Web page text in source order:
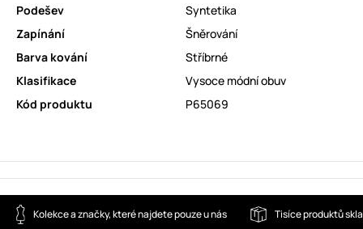
Podešev
Syntetika
Zapínání
Šněrování
Barva kování
Stříbrné
Klasifikace
Vysoce módní obuv
Kód produktu
P65069
Kolekce a značky, které najdete pouze u nás Tisíce produktů